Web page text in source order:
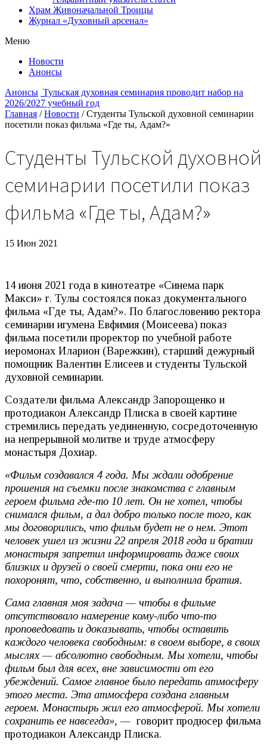
Храм Живоначальной Троицы
Журнал «Духовный арсенал»
Меню
Новости
Анонсы
Анонсы Тульская духовная семинария проводит набор на
2026/2027 учебный год
Главная / Новости / Студенты Тульской духовной семинарии
посетили показ фильма «Где ты, Адам?»
Студенты Тульской духовной
семинарии посетили показ
фильма «Где ты, Адам?»
15 Июн 2021
14 июня 2021 года в кинотеатре «Синема парк
Макси» г. Тулы состоялся показ документального
фильма «Где ты, Адам?». По благословению ректора
семинарии игумена Евфимия (Моисеева) показ
фильма посетили проректор по учебной работе
иеромонах Иларион (Варежкин), старший дежурный
помощник Валентин Елисеев и студенты Тульской
духовной семинарии.
Создатели фильма Александр Запорощенко и
протодиакон Александр Плиска в своей картине
стремились передать уединенную, сосредоточенную
на непрерывной молитве и труде атмосферу
монастыря Дохиар.
«Фильм создавался 4 года. Мы ждали одобрение
прошения на съемки после знакомства с главным
героем фильма где-то 10 лет. Он не хотел, чтобы
снимался фильм, а дал добро только после того, как
мы договорились, что фильм будет не о нем. Этот
человек ушел из жизни 22 апреля 2018 года и братии
монастыря запретил информировать даже своих
близких и друзей о своей смерти, пока они его не
похоронят, что, собственно, и выполнила братия.
Сама главная моя задача — чтобы в фильме
отсутствовало намерение кому-либо что-то
проповедовать и доказывать, чтобы оставить
каждого человека свободным: в своем выборе, в своих
мыслях — абсолютно свободным. Мы хотели, чтобы
фильм был для всех, вне зависимости от его
убеждений. Самое главное было передать атмосферу
этого места. Эта атмосфера создана главным
героем. Монастырь жил его атмосферой. Мы хотели
сохранить ее навсегда», — говорит продюсер фильма
протодиакон Александр Плиска.